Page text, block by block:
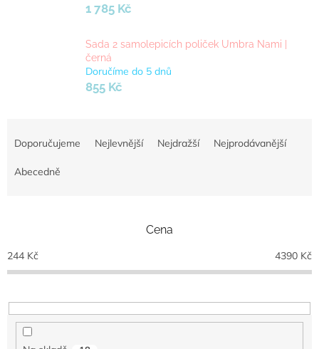
1 785 Kč
Sada 2 samolepicích poliček Umbra Nami |
černá
Doručíme do 5 dnů
855 Kč
e
o
d
k
t
Doporučujeme Nejlevnější Nejdražší Nejprodávanější
Abecedně
Cena
244 Kč 4390 Kč